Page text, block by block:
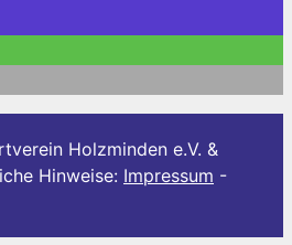
Holzminden e.V. &
Hinweise: Impressum -